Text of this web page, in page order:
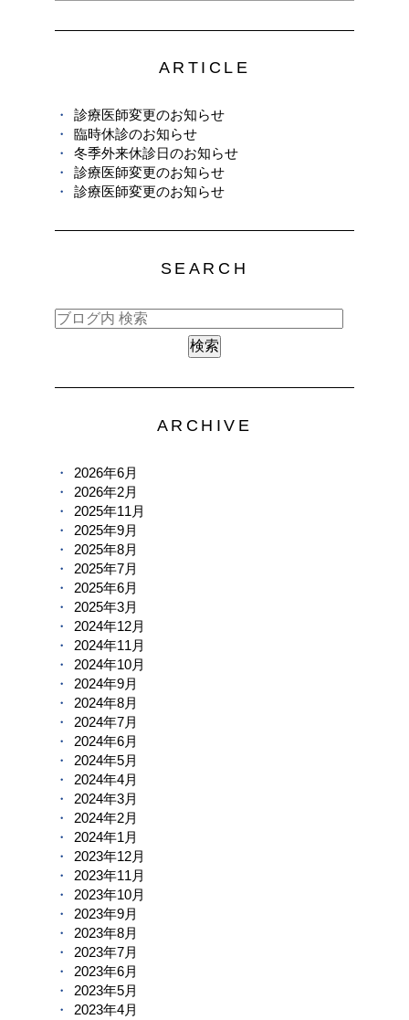
ARTICLE
診療医師変更のお知らせ
臨時休診のお知らせ
冬季外来休診日のお知らせ
診療医師変更のお知らせ
診療医師変更のお知らせ
SEARCH
ARCHIVE
2026年6月
2026年2月
2025年11月
2025年9月
2025年8月
2025年7月
2025年6月
2025年3月
2024年12月
2024年11月
2024年10月
2024年9月
2024年8月
2024年7月
2024年6月
2024年5月
2024年4月
2024年3月
2024年2月
2024年1月
2023年12月
2023年11月
2023年10月
2023年9月
2023年8月
2023年7月
2023年6月
2023年5月
2023年4月